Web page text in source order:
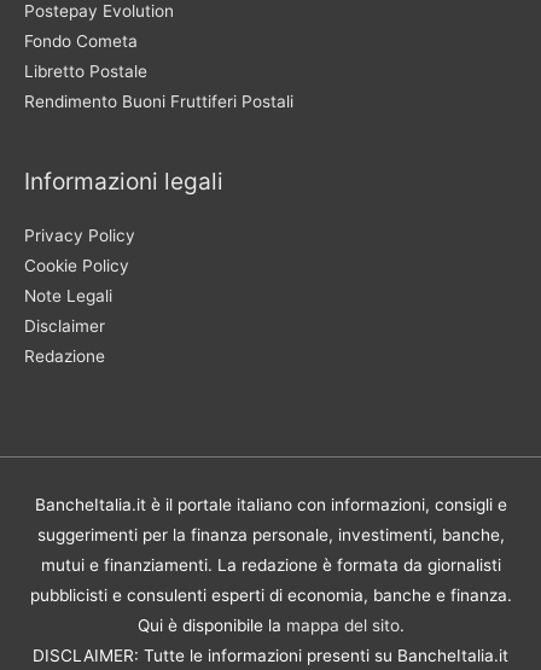
Postepay Evolution
Fondo Cometa
Libretto Postale
Rendimento Buoni Fruttiferi Postali
Informazioni legali
Privacy Policy
Cookie Policy
Note Legali
Disclaimer
Redazione
BancheItalia.it è il portale italiano con informazioni, consigli e
suggerimenti per la finanza personale, investimenti, banche,
mutui e finanziamenti. La redazione è formata da giornalisti
pubblicisti e consulenti esperti di economia, banche e finanza.
Qui è disponibile la mappa del sito.
DISCLAIMER: Tutte le informazioni presenti su BancheItalia.it